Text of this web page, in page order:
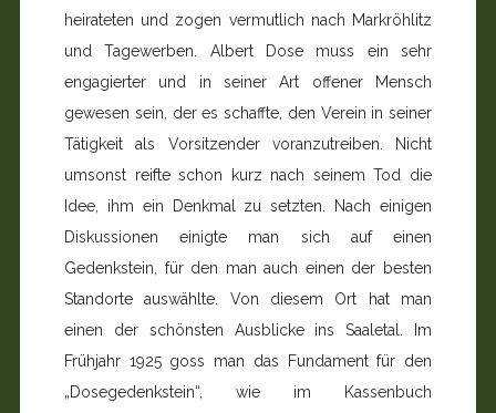
heirateten und zogen vermutlich nach Markröhlitz
und Tagewerben. Albert Dose muss ein sehr
engagierter und in seiner Art offener Mensch
gewesen sein, der es schaffte, den Verein in seiner
Tätigkeit als Vorsitzender voranzutreiben. Nicht
umsonst reifte schon kurz nach seinem Tod die
Idee, ihm ein Denkmal zu setzten. Nach einigen
Diskussionen einigte man sich auf einen
Gedenkstein, für den man auch einen der besten
Standorte auswählte. Von diesem Ort hat man
einen der schönsten Ausblicke ins Saaletal. Im
Frühjahr 1925 goss man das Fundament für den
„Dosegedenkstein“, wie im Kassenbuch